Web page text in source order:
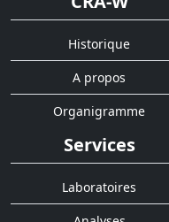
Historique
A propos
Organigramme
Services
Laboratoires